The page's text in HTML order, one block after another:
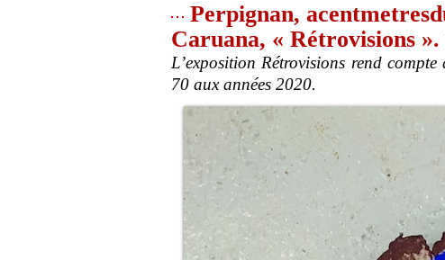
Perpignan,
Caruana, « Rétrovisions
L’exposition Rétrovisions rend
70 aux années 2020.